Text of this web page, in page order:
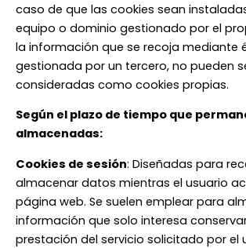
caso de que las cookies sean
equipo o dominio gestionado por el
la información que se recoja mediante
gestionada por un tercero, no pueden
consideradas como cookies propias.
Según el plazo de tiempo que
almacenadas:
Cookies de sesión: Diseñadas para
almacenar datos mientras el usuario
página web. Se suelen emplear para
información que solo interesa
prestación del servicio solicitado por el